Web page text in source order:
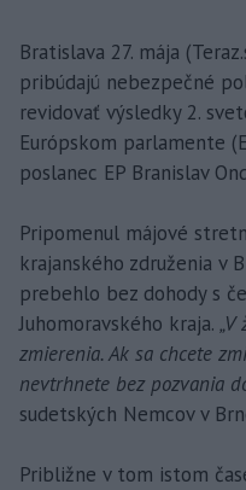
Bratislava 27. mája
pribúdajú nebezpečné
revidovať výsledky 2.
Európskom parlamente
poslanec EP Branislav
Pripomenul májové
krajanského združenia v
prebehlo bez dohody s
Juhomoravského kraja.
zmierenia. Ak sa chcete
nevtrhnete bez pozvania
sudetských Nemcov v
Približne v tom istom